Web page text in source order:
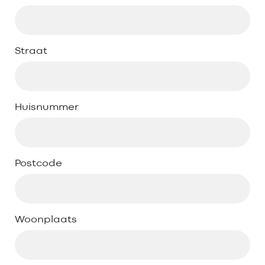
Straat
Huisnummer
Postcode
Woonplaats